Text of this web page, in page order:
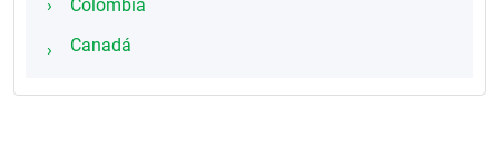
Colombia
Canadá